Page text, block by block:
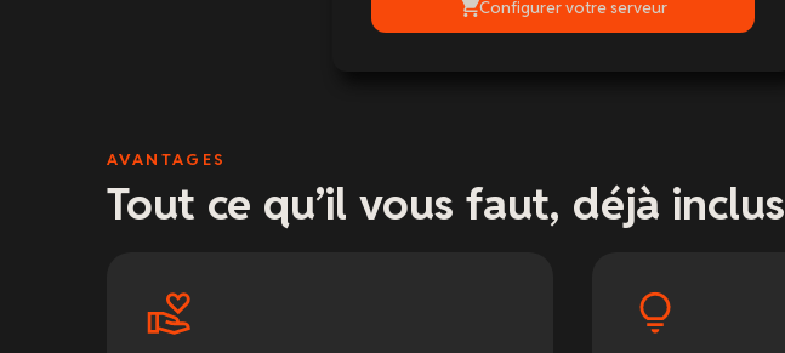
Configurer votre serveur
AVANTAGES
Tout ce qu’il vous faut, déjà inclus